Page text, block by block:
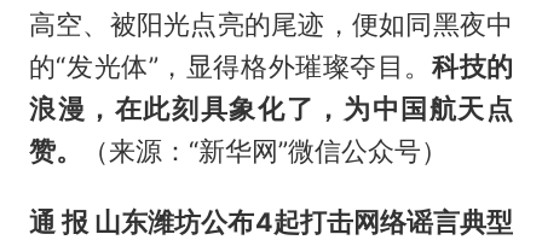
高空、被阳光点亮的尾迹，便如同黑夜中
的“发光体”，显得格外璀璨夺目。 科技的
浪漫，在此刻具象化了，为中国航天点
赞。
（来源：“新华网”微信公众号）
通 报 山东潍坊公布4起打击网络谣言典型